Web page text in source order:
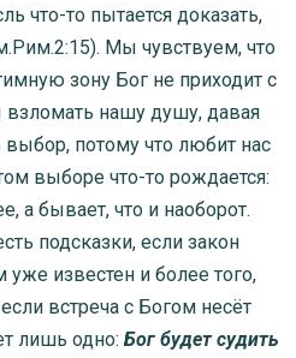
что-то пытается доказать,
Мы чувствуем, что
зону Бог не приходит с
взломать нашу душу, давая
потому что любит нас
выборе что-то рождается:
а бывает, что и наоборот.
подсказки, если закон
известен и более того,
встреча с Богом несёт
лишь одно: Бог будет судить